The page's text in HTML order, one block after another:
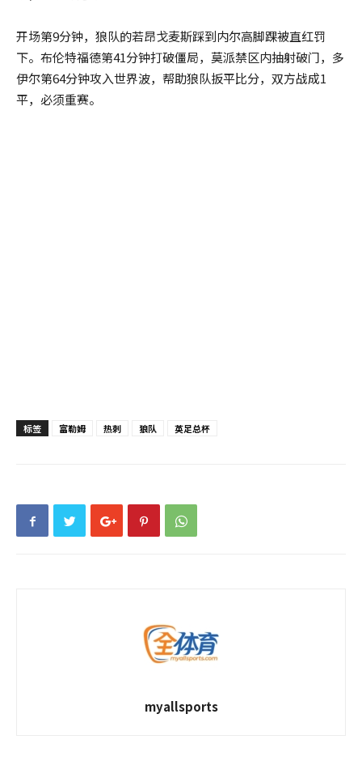
开场第9分钟，狼队的若昂戈麦斯踩到内尔高脚踝被直红罚
下。 布伦特福德第41分钟打破僵局，莫派禁区内抽射破门，多
伊尔第64分钟攻入世界波，帮助狼队扳平比分，双方战成1
平，必须重赛。
标签 富勒姆 热刺 狼队 英足总杯
myallsports